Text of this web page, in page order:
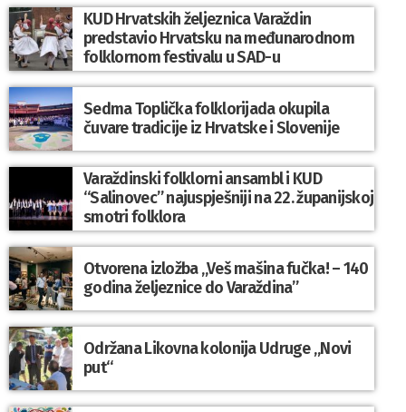
KUD Hrvatskih željeznica Varaždin
predstavio Hrvatsku na međunarodnom
folklornom festivalu u SAD-u
Sedma Toplička folklorijada okupila
čuvare tradicije iz Hrvatske i Slovenije
Varaždinski folklorni ansambl i KUD
“Salinovec” najuspješniji na 22. županijskoj
smotri folklora
Otvorena izložba „Veš mašina fučka! – 140
godina željeznice do Varaždina”
Održana Likovna kolonija Udruge „Novi
put“